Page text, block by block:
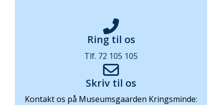
Ring til os
Tlf. 72 105 105
Skriv til os
Kontakt os på Museumsgaarden Kringsminde: